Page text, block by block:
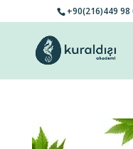
+90(216)449 98